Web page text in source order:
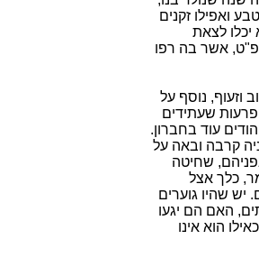
ואפילו זקנים
יכלו לצאת
אשר בה רפו
וזעוף, נוסף על
שעתידים
עוד בחברון.
קרבה ובאה על
שחיטה
כלך אצל
יש שהיו גוערים
האם הם יגעו
הוא אינו